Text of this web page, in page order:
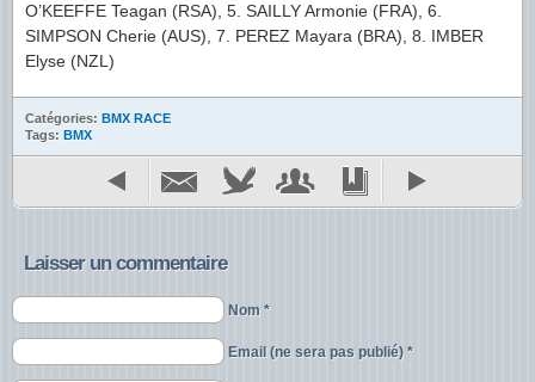
O’KEEFFE Teagan (RSA), 5. SAILLY Armonie (FRA), 6.
SIMPSON Cherie (AUS), 7. PEREZ Mayara (BRA), 8. IMBER
Elyse (NZL)
Catégories: BMX RACE
Tags: BMX
Laisser un commentaire
Nom *
Email (ne sera pas publié) *